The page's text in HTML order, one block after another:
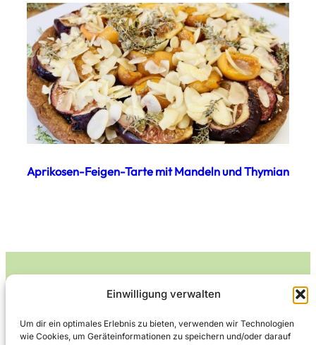
Einwilligung verwalten
Um dir ein optimales Erlebnis zu bieten, verwenden wir Technologien
wie Cookies, um Geräteinformationen zu speichern und/oder darauf
Aprikosen-Feigen-Tarte mit Mandeln und Thymian
Leckerlife
Lecker essen – gesund leben.